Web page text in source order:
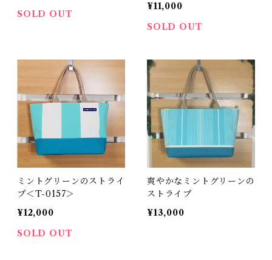
SOLD OUT
¥11,000
SOLD OUT
ミントグリーンのストライ
プ＜T-0157＞
¥12,000
SOLD OUT
爽やかなミントグリーンの
ストライプ
¥13,000